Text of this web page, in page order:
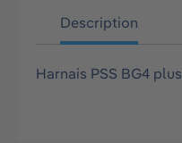
Description
Harnais PSS BG4 plus